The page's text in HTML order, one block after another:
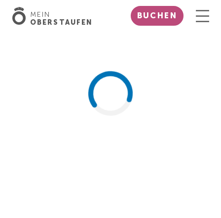
MEIN
OBERSTAUFEN
BUCHEN